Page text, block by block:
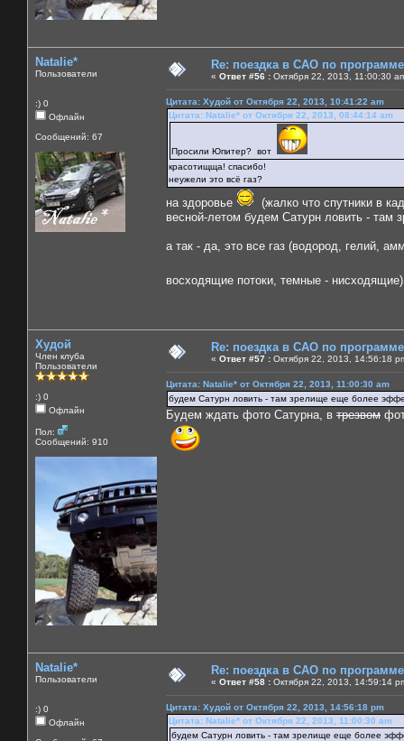
Natalie*
Пользователи
:) 0
Офлайн
Сообщений: 67
Re: поездка в САО по
« Ответ #56 : Октября 22, 2013, 11:00:30
Цитата: Худой от Октября 22, 2013, 10:41:22 am
Цитата: Natalie* от Октября 22, 2013, 08:44:14 am
Просили Юпитер? вот
красотищща! спасибо!
неужели это всё газ?
на здоровье
(жалко что спутники в
весной-летом будем Сатурн ловить - там
а так - да, это все газ (водород, гелий,
восходящие потоки, темные -
Худой
Член клуба
Пользователи
:) 0
Офлайн
Пол:
Сообщений: 910
Re: поездка в САО по
« Ответ #57 : Октября 22, 2013, 14:56:18
Цитата: Natalie* от Октября 22, 2013, 11:00:30 am
будем Сатурн ловить - там зрелище еще более
Будем ждать фото Сатурна, в трезвом
Natalie*
Пользователи
:) 0
Офлайн
Re: поездка в САО по
« Ответ #58 : Октября 22, 2013, 14:59:14
Цитата: Худой от Октября 22, 2013, 14:56:18 pm
Цитата: Natalie* от Октября 22, 2013, 11:00:30 am
будем Сатурн ловить - там зрелище еще более